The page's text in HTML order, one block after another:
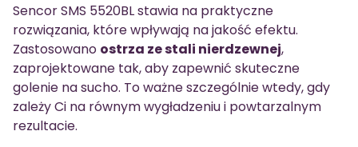
Sencor SMS 5520BL stawia na praktyczne
rozwiązania, które wpływają na jakość efektu.
Zastosowano ostrza ze stali nierdzewnej,
zaprojektowane tak, aby zapewnić skuteczne
golenie na sucho. To ważne szczególnie wtedy, gdy
zależy Ci na równym wygładzeniu i powtarzalnym
rezultacie.